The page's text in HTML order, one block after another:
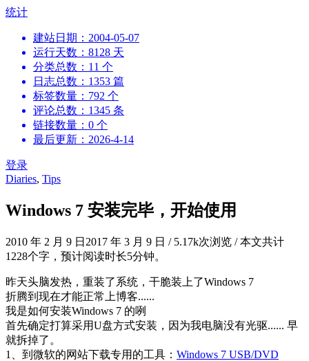
跳
统计
建站日期：2004-05-07
运行天数：8128 天
分类总数：11 个
日志总数：1353 篇
标签数量：792 个
评论总数：1345 条
链接数量：0 个
最后更新：2026-4-14
登录
Diaries, Tips
Windows 7 安装完毕，开始使用
2010 年 2 月 9 日 2017 年 3 月 9 日 /5.17k次浏览 /本文共计
1228个字，预计阅读时长5分钟。
昨天头脑发热，重装了系统，干脆装上了Windows 7
折腾到现在才能正常上博客......
我是如何安装Windows 7 的咧
首先确定打算采用U盘方式安装，因为我电脑没有光驱...... 早
就拆掉了。
1、到微软的网站下载专用的工具： Windows 7 USB/DVD